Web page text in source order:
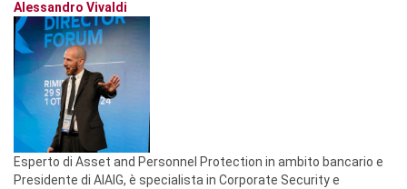
Alessandro Vivaldi
Esperto di Asset and Personnel Protection in ambito bancario e
Presidente di AIAIG, è specialista in Corporate Security e